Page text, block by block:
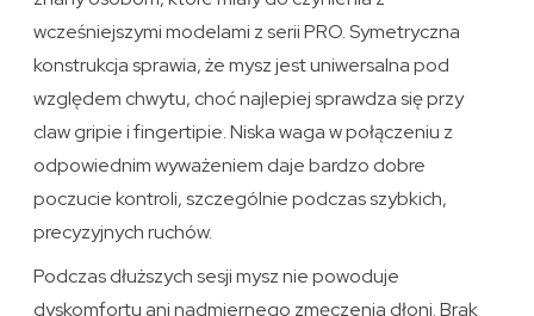
wcześniejszymi modelami z serii PRO. Symetryczna
konstrukcja sprawia, że mysz jest uniwersalna pod
względem chwytu, choć najlepiej sprawdza się przy
claw gripie i fingertipie. Niska waga w połączeniu z
odpowiednim wyważeniem daje bardzo dobre
poczucie kontroli, szczególnie podczas szybkich,
precyzyjnych ruchów.
Podczas dłuższych sesji mysz nie powoduje
dyskomfortu ani nadmiernego zmęczenia dłoni. Brak